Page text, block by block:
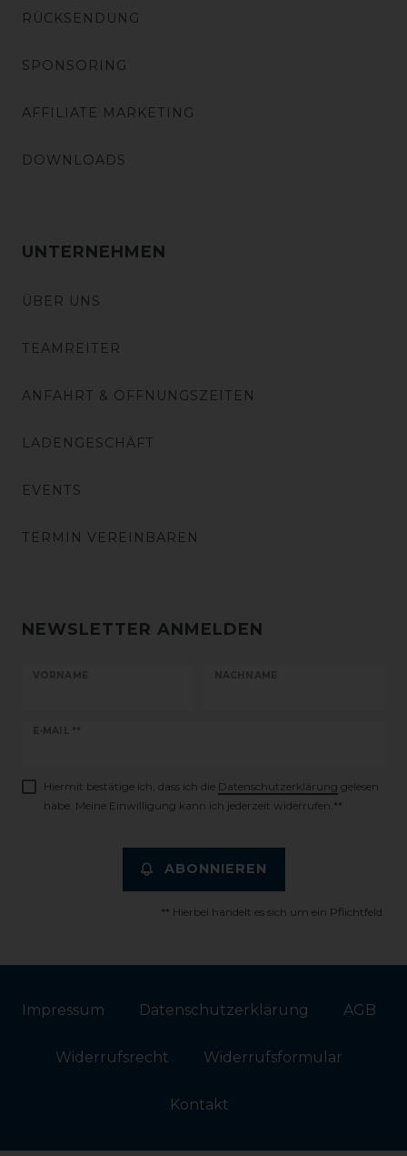
RÜCKSENDUNG
SPONSORING
AFFILIATE MARKETING
DOWNLOADS
UNTERNEHMEN
ÜBER UNS
TEAMREITER
ANFAHRT & ÖFFNUNGSZEITEN
LADENGESCHÄFT
EVENTS
TERMIN VEREINBAREN
NEWSLETTER ANMELDEN
VORNAME NACHNAME
E-MAIL **
Newsletter
Hiermit bestätige ich, dass ich die Daten­schutz­erklärung gelesen
habe. Meine Einwilligung kann ich jederzeit widerrufen.**
ABONNIEREN
** Hierbei handelt es sich um ein Pflichtfeld.
Impressum Daten­schutz­erklärung AGB
Widerrufs­recht Widerrufs­formular
Kontakt